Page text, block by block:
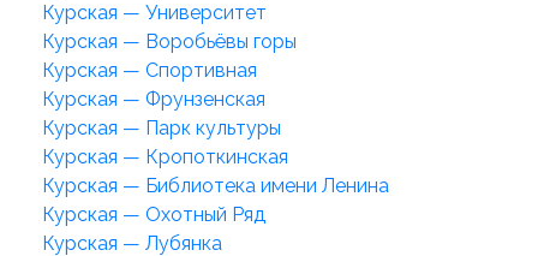
Курская — Университет
Курская — Воробьёвы горы
Курская — Спортивная
Курская — Фрунзенская
Курская — Парк культуры
Курская — Кропоткинская
Курская — Библиотека имени Ленина
Курская — Охотный Ряд
Курская — Лубянка